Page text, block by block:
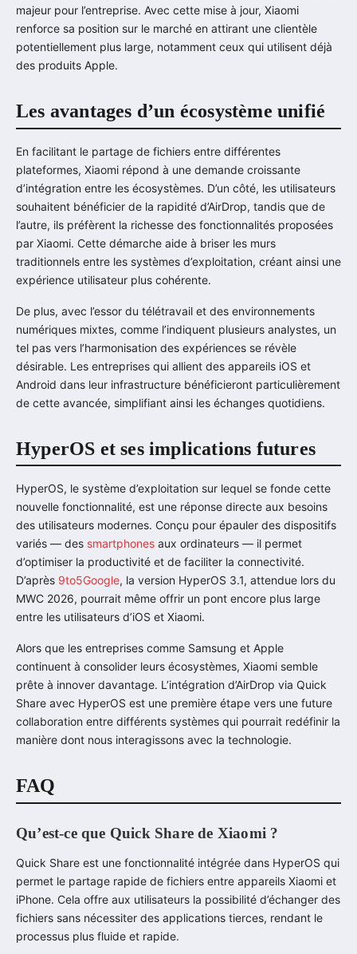
majeur pour l’entreprise. Avec cette mise à jour, Xiaomi
renforce sa position sur le marché en attirant une clientèle
potentiellement plus large, notamment ceux qui utilisent déjà
des produits Apple.
Les avantages d’un écosystème unifié
En facilitant le partage de fichiers entre différentes
plateformes, Xiaomi répond à une demande croissante
d’intégration entre les écosystèmes. D’un côté, les utilisateurs
souhaitent bénéficier de la rapidité d’AirDrop, tandis que de
l’autre, ils préfèrent la richesse des fonctionnalités proposées
par Xiaomi. Cette démarche aide à briser les murs
traditionnels entre les systèmes d’exploitation, créant ainsi une
expérience utilisateur plus cohérente.
De plus, avec l’essor du télétravail et des environnements
numériques mixtes, comme l’indiquent plusieurs analystes, un
tel pas vers l’harmonisation des expériences se révèle
désirable. Les entreprises qui allient des appareils iOS et
Android dans leur infrastructure bénéficieront particulièrement
de cette avancée, simplifiant ainsi les échanges quotidiens.
HyperOS et ses implications futures
HyperOS, le système d’exploitation sur lequel se fonde cette
nouvelle fonctionnalité, est une réponse directe aux besoins
des utilisateurs modernes. Conçu pour épauler des dispositifs
variés — des smartphones aux ordinateurs — il permet
d’optimiser la productivité et de faciliter la connectivité.
D’après 9to5Google, la version HyperOS 3.1, attendue lors du
MWC 2026, pourrait même offrir un pont encore plus large
entre les utilisateurs d’iOS et Xiaomi.
Alors que les entreprises comme Samsung et Apple
continuent à consolider leurs écosystèmes, Xiaomi semble
prête à innover davantage. L’intégration d’AirDrop via Quick
Share avec HyperOS est une première étape vers une future
collaboration entre différents systèmes qui pourrait redéfinir la
manière dont nous interagissons avec la technologie.
FAQ
Qu’est-ce que Quick Share de Xiaomi ?
Quick Share est une fonctionnalité intégrée dans HyperOS qui
permet le partage rapide de fichiers entre appareils Xiaomi et
iPhone. Cela offre aux utilisateurs la possibilité d’échanger des
fichiers sans nécessiter des applications tierces, rendant le
processus plus fluide et rapide.